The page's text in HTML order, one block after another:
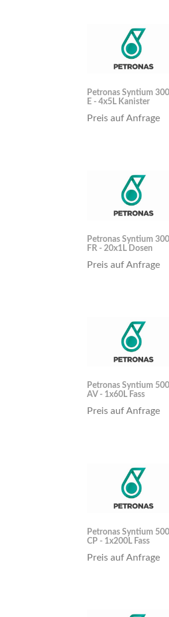
Petronas Syntium
E - 4x5L Kanister
Preis auf Anfrage
Petronas Syntium
FR - 20x1L Dosen
Preis auf Anfrage
Petronas Syntium
AV - 1x60L Fass
Preis auf Anfrage
Petronas Syntium
CP - 1x200L Fass
Preis auf Anfrage